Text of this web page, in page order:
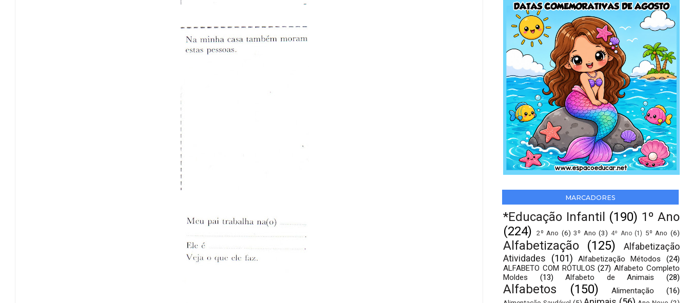
MARCADORES
*Educação Infantil (190) 1º Ano
(224)
2º Ano (6) 3º Ano (3) 4º Ano (1) 5º Ano (6)
Alfabetização (125)
Alfabetização
Atividades
(101) Alfabetização Métodos
(24)
ALFABETO COM RÓTULOS (27) Alfabeto Completo
Moldes
(13) Alfabeto de Animais (28)
Alfabetos (150) Alimentação (16)